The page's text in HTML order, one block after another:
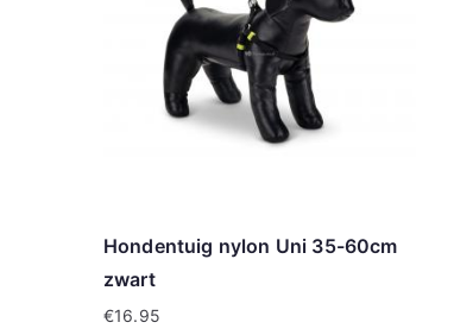
Hondentuig nylon Uni 35-60cm
zwart
€16.95